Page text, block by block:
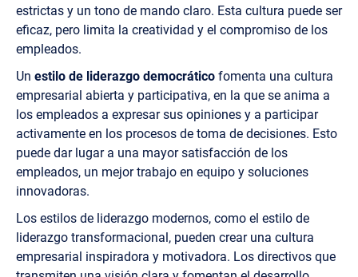
estrictas y un tono de mando claro. Esta cultura puede ser
eficaz, pero limita la creatividad y el compromiso de los
empleados.
Un estilo de liderazgo democrático fomenta una cultura
empresarial abierta y participativa, en la que se anima a
los empleados a expresar sus opiniones y a participar
activamente en los procesos de toma de decisiones. Esto
puede dar lugar a una mayor satisfacción de los
empleados, un mejor trabajo en equipo y soluciones
innovadoras.
Los estilos de liderazgo modernos, como el estilo de
liderazgo transformacional, pueden crear una cultura
empresarial inspiradora y motivadora. Los directivos que